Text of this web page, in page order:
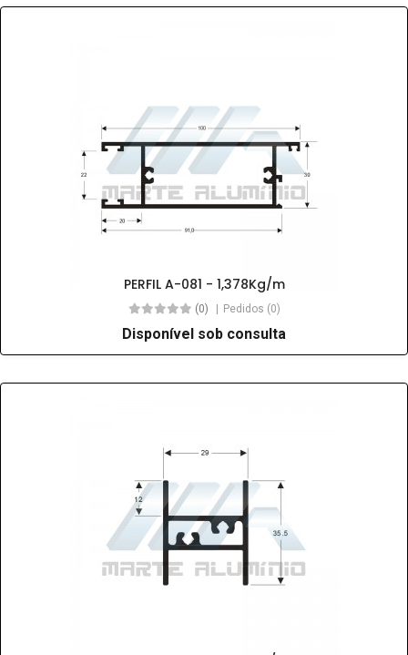
PERFIL A-081 - 1,378Kg/m
(0) Pedidos (0)
Disponível sob consulta